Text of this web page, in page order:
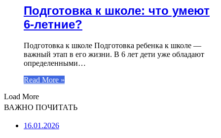
Подготовка к школе: что умеют
6-летние?
Подготовка к школе Подготовка ребенка к школе —
важный этап в его жизни. В 6 лет дети уже обладают
определенными…
Read More »
Load More
ВАЖНО ПОЧИТАТЬ
16.01.2026